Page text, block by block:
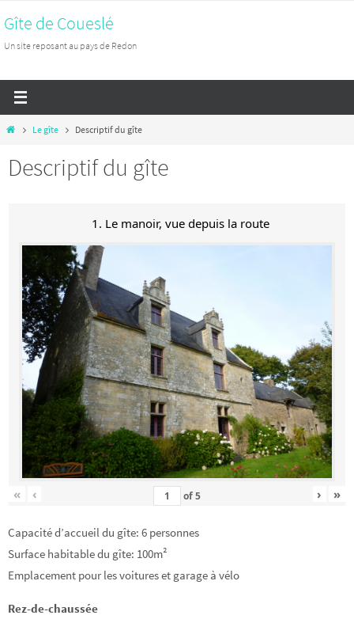
vers
le
Gîte de Coueslé
Un site reposant au pays de Redon
HomeLe gîte Descriptif du gîte
Descriptif du gîte
1. Le manoir, vue depuis la route
« ‹ of5 › »
Capacité d’accueil du gîte: 6 personnes
Surface habitable du gîte: 100m²
Emplacement pour les voitures et garage à vélo
Rez-de-chaussée